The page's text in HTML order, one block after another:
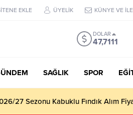
EKLE ÜYELİK KÜNYE VE
DOLAR
47,7111
SAĞLIK SPOR
27 Sezonu Kabuklu Fındık Alım